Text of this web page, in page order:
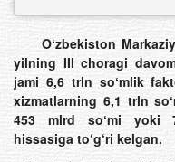
Oʻzbekiston
yilning III choragi
jami 6,6 trln soʻmlik
xizmatlarning 6,1 trln
453 mlrd soʻmi yoki
hissasiga to‘g‘ri kelgan.